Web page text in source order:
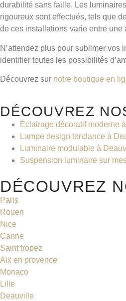
durabilité sans faille. Les
rigoureux sont effectués, tels que
de ces installations varie entre
N’attendez plus pour sublimer vos
identifier toutes les possibilités
Découvrez sur notre boutique en
DÉCOUVREZ
Éclairage décoratif moderne
Lampe design tendance à
Luminaire modulable à
Suspension luminaire sur
DÉCOUVREZ
Paris
Rouen
Nice
Canne
Saint tropez
Aix en provence
Monaco
Lille
Deauville